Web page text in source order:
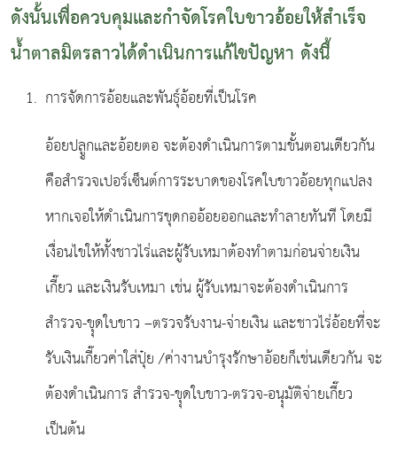
ดังนั้นเพื่อควบคุมและกำจัดโรคใบขาวอ้อยให้สำเร็จ
น้ำตาลมิตรลาวได้ดำเนินการแก้ไขปัญหา ดังนี้
การจัดการอ้อยและพันธุ์อ้อยที่เป็นโรค
อ้อยปลููกและอ้อยตอ จะต้องดำเนินการตามขั้นตอนเดียวกัน
คือสำรวจเปอร์เซ็นต์การระบาดของโรคใบขาวอ้อยทุกแปลง
หากเจอให้ดำเนินการขุดกออ้อยออกและทำลายทันที โดยมี
เงื่อนไขให้ทั้งชาวไร่และผู้รับเหมาต้องทำตามก่อนจ่ายเงิน
เกี๊ยว และเงินรับเหมา เช่น ผู้รับเหมาจะต้องดำเนินการ
สำรวจ-ขุุดใบขาว –ตรวจรับงาน-จ่ายเงิน และชาวไร่อ้อยที่จะ
รับเงินเกี๊ยวค่าใส่ปุ๋ย /ค่างานบำรุงรักษาอ้อยก็เช่นเดียวกัน จะ
ต้องดำเนินการ สำรวจ-ขุุดใบขาว-ตรวจ-อนุุมัติจ่ายเกี๊ยว
เป็นต้น